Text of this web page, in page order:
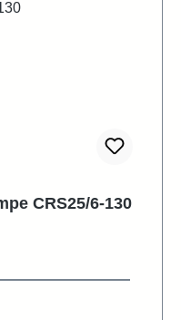
CRS25/6-130